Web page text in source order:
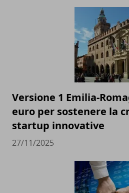
Versione 1 Emilia-
euro per sostenere la
startup innovative
27/11/2025